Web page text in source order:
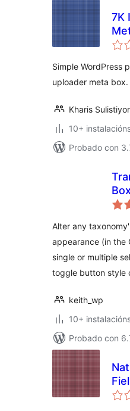
7K
Simple WordPress
uploader meta box.
Kharis
10+
Probado con
Alter any
appearance (in the
single or multiple
toggle button style
keith_wp
10+
Probado con